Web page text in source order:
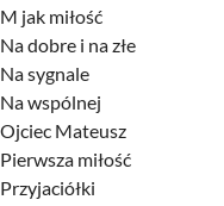
M jak miłość
Na dobre i na złe
Na sygnale
Na wspólnej
Ojciec Mateusz
Pierwsza miłość
Przyjaciółki